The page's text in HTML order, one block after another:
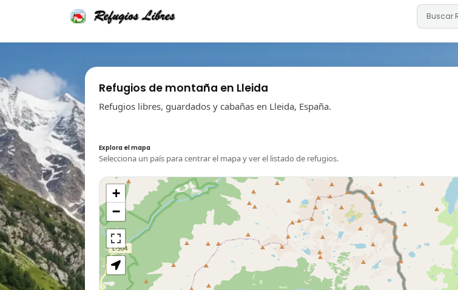
Refugios de montaña en Lleida
Refugios libres, guardados y cabañas en Lleida, España.
Explora el mapa
Selecciona un país para centrar el mapa y ver el listado de refugios.
+
−